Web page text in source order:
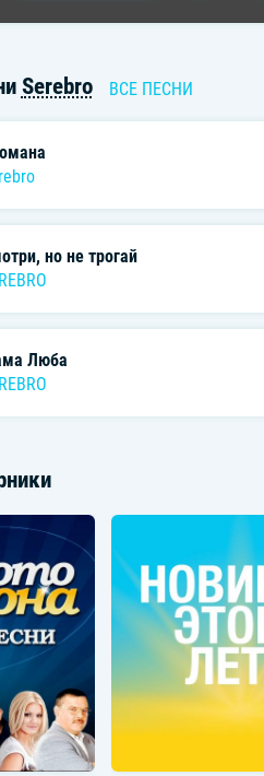
Serebro ВСЕ ПЕСНИ
но не трогай
Люба